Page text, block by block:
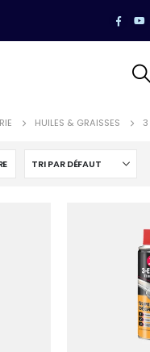
HUILES & GRAISSES 3